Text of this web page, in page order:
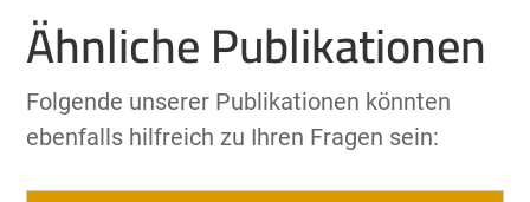
Ähnliche Publikationen
Folgende unserer Publikationen könnten
ebenfalls hilfreich zu Ihren Fragen sein: